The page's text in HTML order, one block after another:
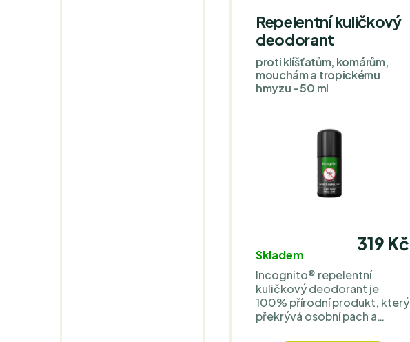
Repelentní kuličkový
deodorant
proti klíšťatům, komárům,
mouchám a tropickému
hmyzu - 50 ml
Skladem
319 Kč
Incognito® repelentní
kuličkový deodorant je
100% přírodní produkt, který
překrývá osobní pach a